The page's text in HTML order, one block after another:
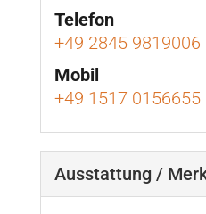
Telefon
+49 2845 9819006
Mobil
+49 1517 0156655
Ausstattung /